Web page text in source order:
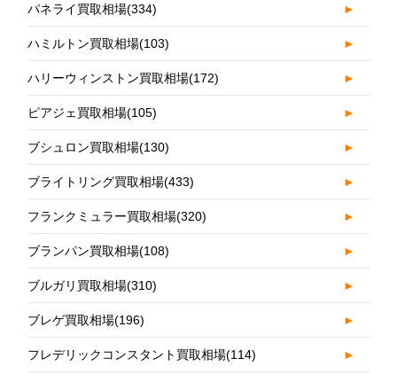
パネライ買取相場(334) ►
ハミルトン買取相場(103) ►
ハリーウィンストン買取相場(172) ►
ピアジェ買取相場(105) ►
ブシュロン買取相場(130) ►
ブライトリング買取相場(433) ►
フランクミュラー買取相場(320) ►
ブランパン買取相場(108) ►
ブルガリ買取相場(310) ►
ブレゲ買取相場(196) ►
フレデリックコンスタント買取相場(114) ►